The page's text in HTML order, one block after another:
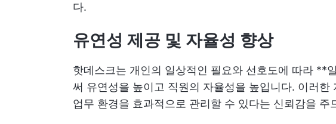
다.
유연성 제공 및 자율성 향상
핫데스크는 개인의 일상적인 필요와 선호도에 따라 **
써 유연성을 높이고 직원의 자율성을 높입니다. 이러
업무 환경을 효과적으로 관리할 수 있다는 신뢰감을